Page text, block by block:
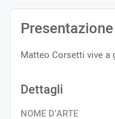
Presentazione
Matteo Corsetti vive a
Dettagli
NOME D’ARTE